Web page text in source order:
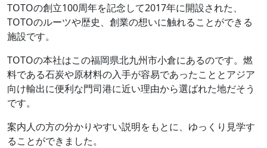
TOTOの創立100周年を記念して2017年に開設された、
TOTOのルーツや歴史、創業の想いに触れることができる
施設です。
TOTOの本社はこの福岡県北九州市小倉にあるのです。燃
料である石炭や原材料の入手が容易であったこととアジア
向け輸出に便利な門司港に近い理由から選ばれた地だそう
です。
案内人の方の分かりやすい説明をもとに、ゆっくり見学す
ることができました。